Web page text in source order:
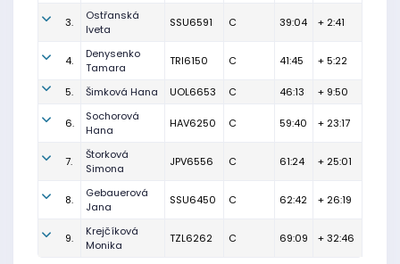
3.
Ostřanská
Iveta
SSU6591 C 39:04 + 2:41
4.
Denysenko
Tamara
TRI6150 C 41:45 + 5:22
5. Šimková Hana UOL6653 C 46:13 + 9:50
6.
Sochorová
Hana
HAV6250 C 59:40 + 23:17
7.
Štorková
Simona
JPV6556 C 61:24 + 25:01
8.
Gebauerová
Jana
SSU6450 C 62:42 + 26:19
9.
Krejčíková
Monika
TZL6262 C 69:09 + 32:46